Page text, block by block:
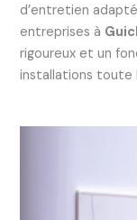
d’entretien
entreprises à
rigoureux et un
installations toute